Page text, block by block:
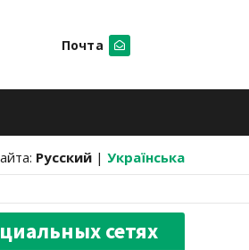
Почта
Русский | Українська
сетях